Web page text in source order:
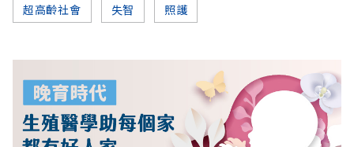
超高齡社會 失智 照護